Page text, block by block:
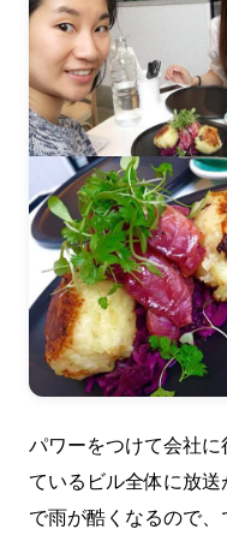
パワーをつけて会社
ているビル全体に放
で雨が酷くなるので